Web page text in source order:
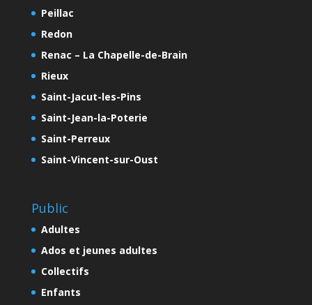
Peillac
Redon
Renac – La Chapelle-de-Brain
Rieux
Saint-Jacut-les-Pins
Saint-Jean-la-Poterie
Saint-Perreux
Saint-Vincent-sur-Oust
Public
Adultes
Ados et jeunes adultes
Collectifs
Enfants